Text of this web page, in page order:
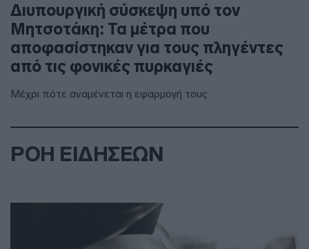
Διυπουργική σύσκεψη υπό τον
Μητσοτάκη: Τα μέτρα που
αποφασίστηκαν για τους πληγέντες
από τις φονικές πυρκαγιές
Μέχρι πότε αναμένεται η εφαρμογή τους
ΡΟΗ ΕΙΔΗΣΕΩΝ